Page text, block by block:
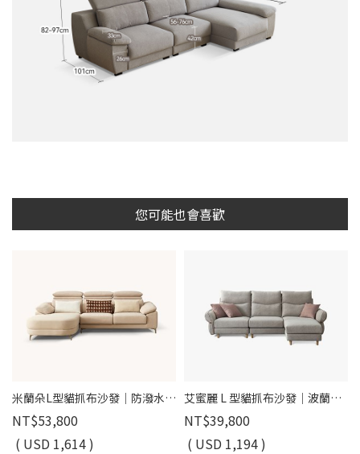
您可能也會喜歡
米蘭朵L型貓抓布沙發｜防潑水耐磨 × 滑軌坐墊 × 可調頭枕 –擇木深耕
NT$53,800
( USD 1,614 )
艾蜜麗 L 型貓抓布沙發｜波蘭貓抓布 × 移動式腳椅 × 防潑水耐刮 × 大靠枕加高 – 擇木深耕
NT$39,800
( USD 1,194 )